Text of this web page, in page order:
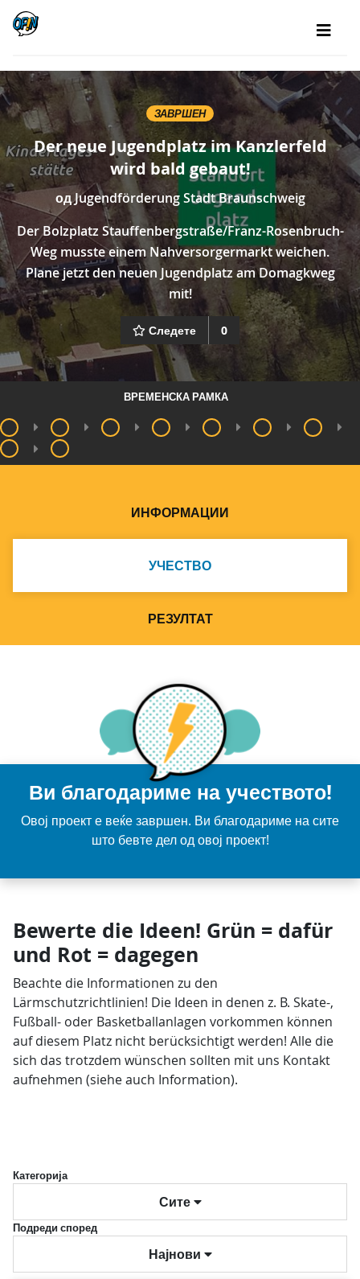
ЗАВРШЕН
Der neue Jugendplatz im Kanzlerfeld
wird bald gebaut!
одJugendförderung Stadt Braunschweig
Der Bolzplatz Stauffenbergstraße/Franz-Rosenbruch-
Weg musste einem Nahversorgermarkt weichen.
Plane jetzt den neuen Jugendplatz am Domagkweg
mit!
Следете 0
ВРЕМЕНСКА РАМКА
ИНФОРМАЦИИ
УЧЕСТВО
РЕЗУЛТАТ
Ви благодариме на учеството!
Овој проект е веќе завршен. Ви благодариме на сите
што бевте дел од овој проект!
Bewerte die Ideen! Grün = dafür
und Rot = dagegen
Beachte die Informationen zu den
Lärmschutzrichtlinien! Die Ideen in denen z. B. Skate-,
Fußball- oder Basketballanlagen vorkommen können
auf diesem Platz nicht berücksichtigt werden! Alle die
sich das trotzdem wünschen sollten mit uns Kontakt
aufnehmen (siehe auch Information).
Категорија
Сите
Подреди според
Најнови